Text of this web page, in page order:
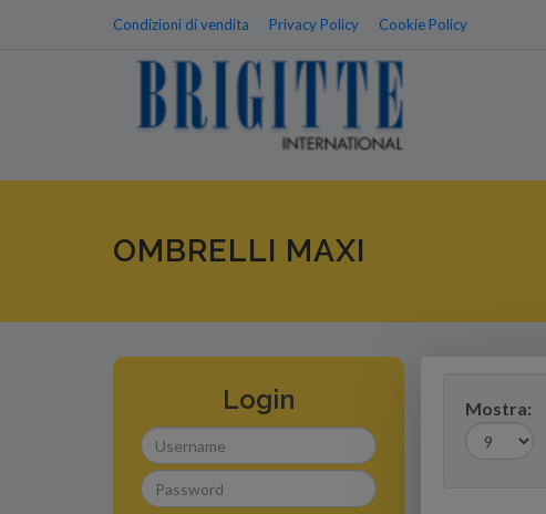
Condizioni di vendita Privacy Policy Cookie Policy
OMBRELLI MAXI
Login Mostra: